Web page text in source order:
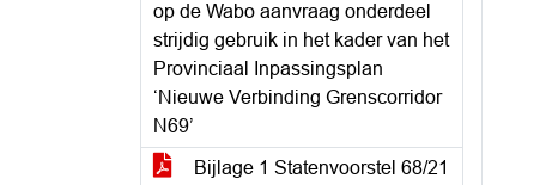
op de Wabo aanvraag onderdeel
strijdig gebruik in het kader van het
Provinciaal Inpassingsplan
‘Nieuwe Verbinding Grenscorridor
N69’
Bijlage 1 Statenvoorstel 68/21